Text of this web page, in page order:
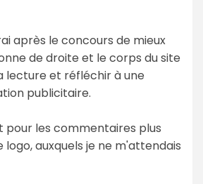
après le concours de mieux
de droite et le corps du site
lecture et réfléchir à une
publicitaire.
pour les commentaires plus
logo, auxquels je ne m'attendais